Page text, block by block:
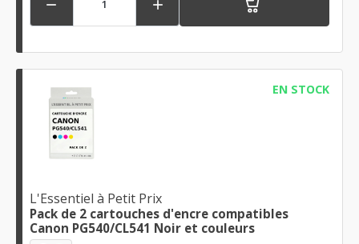
 
EN STOCK
L'Essentiel à Petit Prix
Pack de 2 cartouches d'encre compatibles
Canon PG540/CL541 Noir et couleurs